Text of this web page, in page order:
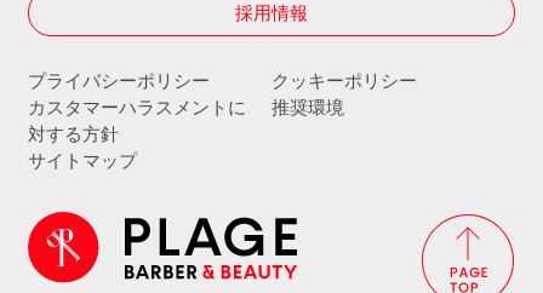
採用情報
プライバシーポリシー
クッキーポリシー
カスタマーハラスメントに
対する方針
推奨環境
サイトマップ